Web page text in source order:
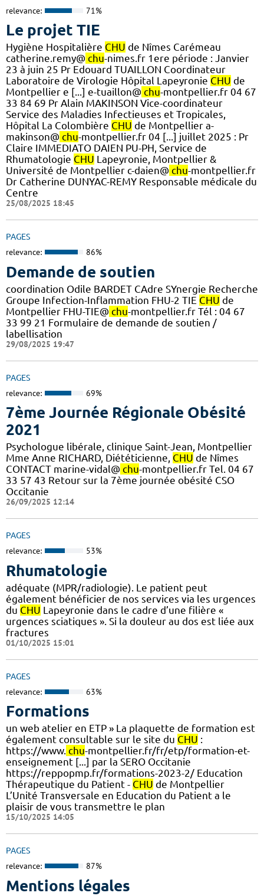
relevance: 71%
Le projet TIE
Hygiène Hospitalière CHU de Nîmes Carémeau
catherine.remy@ chu-nimes.fr 1ere période : Janvier
23 à juin 25 Pr Edouard TUAILLON Coordinateur
Laboratoire de Virologie Hôpital Lapeyronie CHU de
Montpellier e [...] e-tuaillon@ chu-montpellier.fr 04 67
33 84 69 Pr Alain MAKINSON Vice-coordinateur
Service des Maladies Infectieuses et Tropicales,
Hôpital La Colombière CHU de Montpellier a-
makinson@ chu-montpellier.fr 04 [...] juillet 2025 : Pr
Claire IMMEDIATO DAIEN PU-PH, Service de
Rhumatologie CHU Lapeyronie, Montpellier &
Université de Montpellier c-daien@ chu-montpellier.fr
Dr Catherine DUNYAC-REMY Responsable médicale du
Centre
25/08/2025 18:45
PAGES
relevance: 86%
Demande de soutien
coordination Odile BARDET CAdre SYnergie Recherche
Groupe Infection-Inflammation FHU-2 TIE CHU de
Montpellier FHU-TIE@ chu-montpellier.fr Tél : 04 67
33 99 21 Formulaire de demande de soutien /
labellisation
29/08/2025 19:47
PAGES
relevance: 69%
7ème Journée Régionale Obésité
2021
Psychologue libérale, clinique Saint-Jean, Montpellier
Mme Anne RICHARD, Diététicienne, CHU de Nîmes
CONTACT marine-vidal@ chu-montpellier.fr Tel. 04 67
33 57 43 Retour sur la 7ème journée obésité CSO
Occitanie
26/09/2025 12:14
PAGES
relevance: 53%
Rhumatologie
adéquate (MPR/radiologie). Le patient peut
également bénéficier de nos services via les urgences
du CHU Lapeyronie dans le cadre d’une filière «
urgences sciatiques ». Si la douleur au dos est liée aux
fractures
01/10/2025 15:01
PAGES
relevance: 63%
Formations
un web atelier en ETP » La plaquette de formation est
également consultable sur le site du CHU :
https://www. chu-montpellier.fr/fr/etp/formation-et-
enseignement [...] par la SERO Occitanie
https://reppopmp.fr/formations-2023-2/ Education
Thérapeutique du Patient - CHU de Montpellier
L’Unité Transversale en Education du Patient a le
plaisir de vous transmettre le plan
15/10/2025 14:05
PAGES
relevance: 87%
Mentions légales